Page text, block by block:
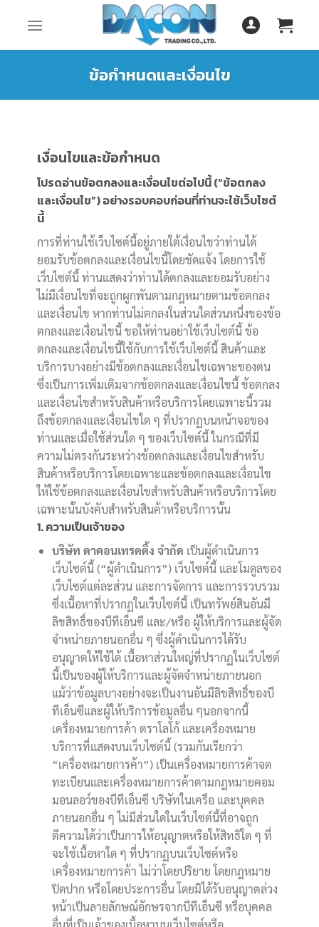
ข้อกำหนดและเงื่อนไข
เงื่อนไขและข้อกำหนด
โปรดอ่านข้อตกลงและเงื่อนไขต่อไปนี้ (“ข้อตกลง
และเงื่อนไข”) อย่างรอบคอบก่อนที่ท่านจะใช้เว็บไซต์
นี้
การที่ท่านใช้เว็บไซต์นี้อยู่ภายใต้เงื่อนไขว่าท่านได้
ยอมรับข้อตกลงและเงื่อนไขนี้โดยชัดแจ้ง โดยการใช้
เว็บไซต์นี้ ท่านแสดงว่าท่านได้ตกลงและยอมรับอย่าง
ไม่มีเงื่อนไขที่จะถูกผูกพันตามกฎหมายตามข้อตกลง
และเงื่อนไข หากท่านไม่ตกลงในส่วนใดส่วนหนึ่งของข้อ
ตกลงและเงื่อนไขนี้ ขอให้ท่านอย่าใช้เว็บไซต์นี้ ข้อ
ตกลงและเงื่อนไขนี้ใช้กับการใช้เว็บไซต์นี้ สินค้าและ
บริการบางอย่างมีข้อตกลงและเงื่อนไขเฉพาะของตน
ซึ่งเป็นการเพิ่มเติมจากข้อตกลงและเงื่อนไขนี้ ข้อตกลง
และเงื่อนไขสำหรับสินค้าหรือบริการโดยเฉพาะนี้รวม
ถึงข้อตกลงและเงื่อนไขใด ๆ ที่ปรากฏบนหน้าจอของ
ท่านและเมื่อใช้ส่วนใด ๆ ของเว็บไซต์นี้ ในกรณีที่มี
ความไม่ตรงกันระหว่างข้อตกลงและเงื่อนไขสำหรับ
สินค้าหรือบริการโดยเฉพาะและข้อตกลงและเงื่อนไข
ให้ใช้ข้อตกลงและเงื่อนไขสำหรับสินค้าหรือบริการโดย
เฉพาะนั้นบังคับสำหรับสินค้าหรือบริการนั้น
1. ความเป็นเจ้าของ
บริษัท ดาคอนเทรดดิ้ง จำกัด เป็นผู้ดำเนินการ
เว็บไซต์นี้ (“ผู้ดำเนินการ”) เว็บไซต์นี้ และโมดูลของ
เว็บไซต์แต่ละส่วน และการจัดการ และการรวบรวม
ซึ่งเนื้อหาที่ปรากฏในเว็บไซต์นี้ เป็นทรัพย์สินอันมี
ลิขสิทธิ์ของบีทีเอ็นซี และ/หรือ ผู้ให้บริการและผู้จัด
จำหน่ายภายนอกอื่น ๆ ซึ่งผู้ดำเนินการได้รับ
อนุญาตให้ใช้ได้ เนื้อหาส่วนใหญ่ที่ปรากฏในเว็บไซต์
นี้เป็นของผู้ให้บริการและผู้จัดจำหน่ายภายนอก
แม้ว่าข้อมูลบางอย่างจะเป็นงานอันมีลิขสิทธิ์ของบี
ทีเอ็นซีและผู้ให้บริการข้อมูลอื่น ๆนอกจากนี้
เครื่องหมายการค้า ตราโลโก้ และเครื่องหมาย
บริการที่แสดงบนเว็บไซต์นี้ (รวมกันเรียกว่า
“เครื่องหมายการค้า”) เป็นเครื่องหมายการค้าจด
ทะเบียนและเครื่องหมายการค้าตามกฎหมายคอม
มอนลอว์ของบีทีเอ็นซี บริษัทในเครือ และบุคคล
ภายนอกอื่น ๆ ไม่มีส่วนใดในเว็บไซต์นี้ที่อาจถูก
ตีความได้ว่าเป็นการให้อนุญาตหรือให้สิทธิใด ๆ ที่
จะใช้เนื้อหาใด ๆ ที่ปรากฏบนเว็บไซต์หรือ
เครื่องหมายการค้า ไม่ว่าโดยปริยาย โดยกฎหมาย
ปิดปาก หรือโดยประการอื่น โดยมิได้รับอนุญาตล่วง
หน้าเป็นลายลักษณ์อักษรจากบีทีเอ็นซี หรือบุคคล